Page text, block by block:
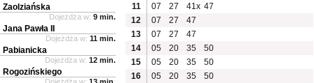
11
07 27 41x 47
12
07 27
47
13
07 27
47
14
05 20 35
50
15
05 20 35
50
16
05 20 35 50
Zaolziańska
Dojeżdża w: 9 min.
Jana Pawła II
Dojeżdża w: 11 min.
Pabianicka
Dojeżdża w: 12 min.
Rogozińskiego